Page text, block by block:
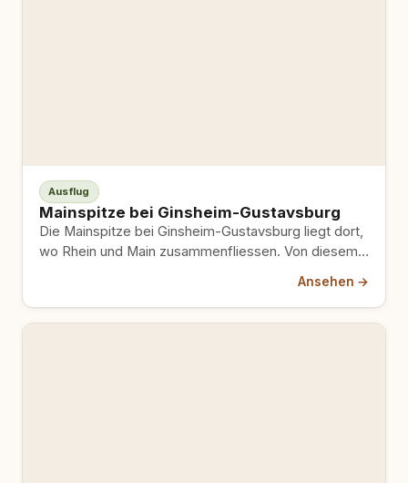
Ausflug
Mainspitze bei Ginsheim-Gustavsburg
Die Mainspitze bei Ginsheim-Gustavsburg liegt dort,
wo Rhein und Main zusammenfliessen. Von diesem
Ansehen →